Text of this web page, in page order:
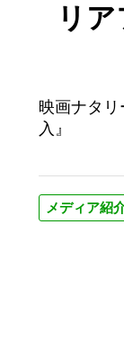
リ
映画ナタ
入』
メディア紹